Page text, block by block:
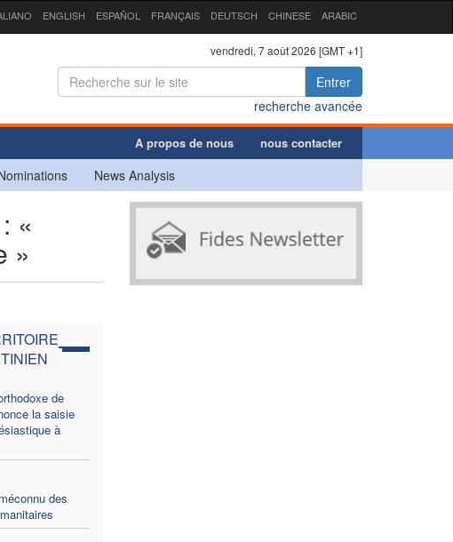
ENGLISH ESPAÑOL FRANÇAIS DEUTSCH CHINESE ARABIC
vendredi, 7 août 2026 [GMT +1]
Entrer
recherche avancée
A propos de nous nous contacter
News Analysis
«
»
de
la saisie
à
des